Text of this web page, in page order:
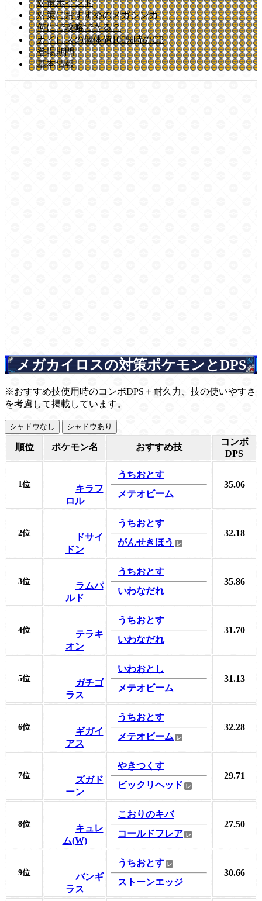
対策ポイント
対策におすすめのメガシンカ
何にで攻略できる？
カイロスの個体値100%時のCP
登場期間
基本情報
メガカイロスの対策ポケモンとDPS
※おすすめ技使用時のコンボDPS＋耐久力、技の使いやすさ
を考慮して掲載しています。
シャドウなし シャドウあり
順位 ポケモン名 おすすめ技
コンボ
DPS
1位
キラフ
ロル
うちおとす
メテオビーム
35.06
2位
ドサイ
ドン
うちおとす
がんせきほう
32.18
3位
ラムパ
ルド
うちおとす
いわなだれ
35.86
4位
テラキ
オン
うちおとす
いわなだれ
31.70
5位
ガチゴ
ラス
いわおとし
メテオビーム
31.13
6位
ギガイ
アス
うちおとす
メテオビーム
32.28
7位
ズガド
ーン
やきつくす
ビックリヘッド
29.71
8位
キュレ
ム(W)
こおりのキバ
コールドフレア
27.50
9位
バンギ
ラス
うちおとす
ストーンエッジ
30.66